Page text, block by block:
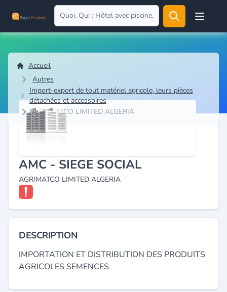
Open
Accueil
Autres
Import-export de tout matériel agricole, leurs pièces
détachées et accessoires
AGRIMATCO LIMITED ALGERIA
AMC - SIEGE SOCIAL
AGRIMATCO LIMITED ALGERIA
DESCRIPTION
IMPORTATION ET DISTRIBUTION DES PRODUITS
AGRICOLES SEMENCES.